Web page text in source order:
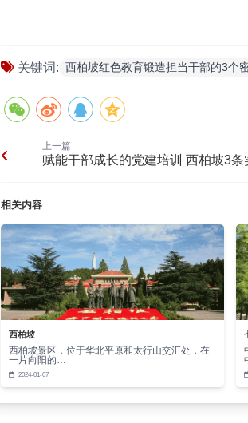
作风不是表面功夫。是求真务实的态
红色教育的实效，从来不是一蹴而就
干事创业的标配。
当红色基因与时代需求同频共振，干
育的永恒养分，滋养出一批批能扛事、愿
文章来源：本站原创 作者：崔老师
关键词: 西柏坡红色教育锻造担当干部的3个
上一篇
赋能干部成长的党建培训 西柏坡3条
相关内容
西柏坡
西柏坡景区，位于华北平原和太行山交汇处，在
一片向阳的…
2024-01-07